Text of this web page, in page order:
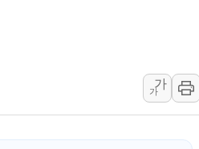
인정보 보안 새판 짠다…'자율규제단체'
·인천 경선 발표...김민석 '재역전' vs
가
가